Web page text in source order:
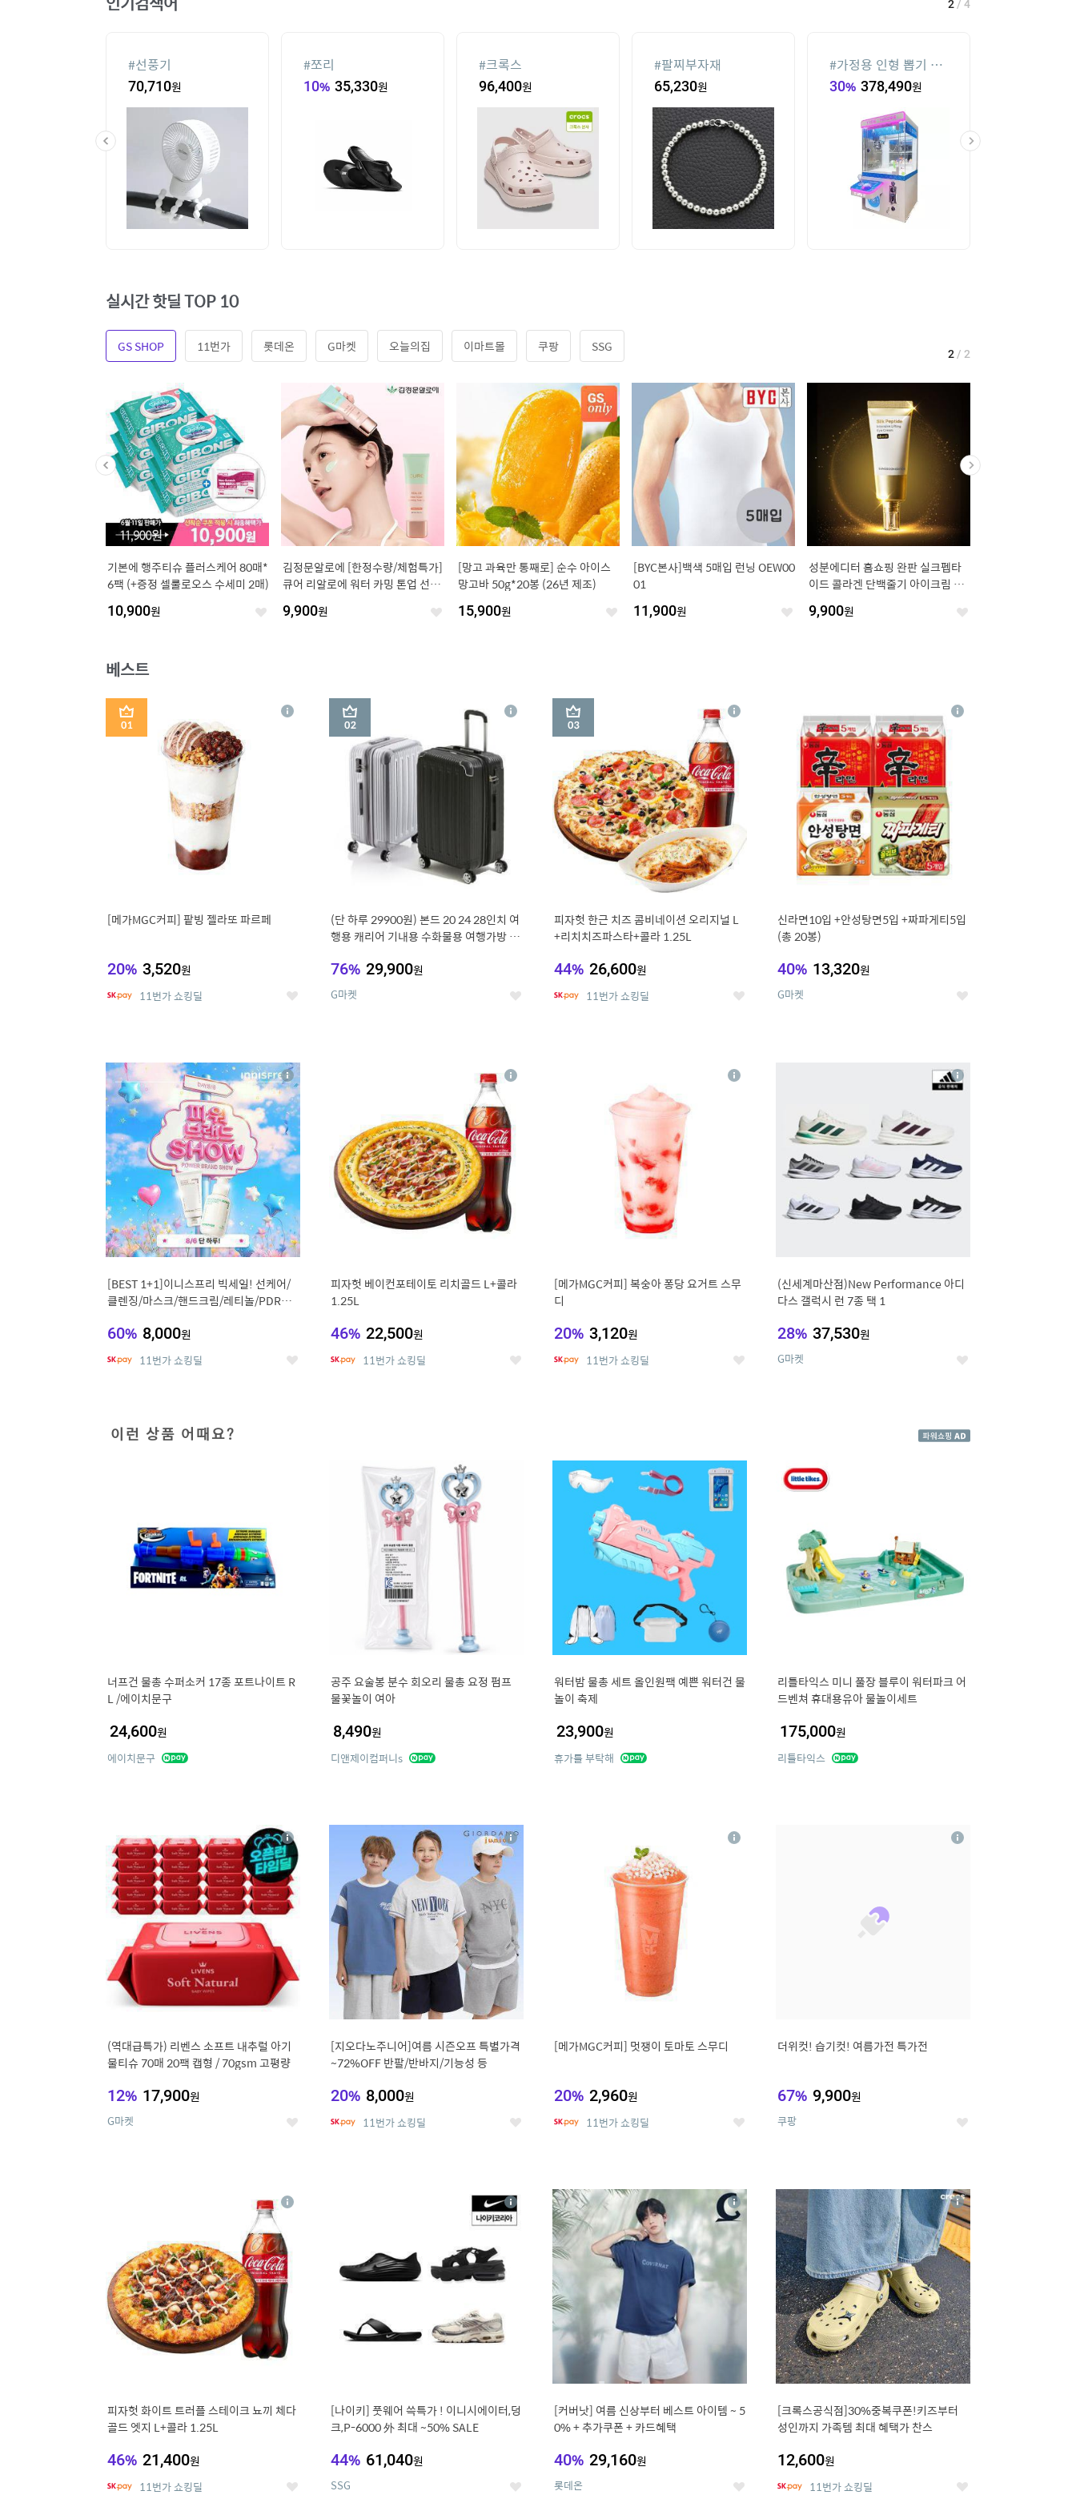
#선풍기
70,710원
#쪼리
10% 35,330원
#크록스
96,400원
#팔찌부자재
65,230원
#가정용 인형 뽑기 기
계
30% 378,490원
2 / 4
실시간 핫딜 TOP 10
GS SHOP 11번가 롯데온 G마켓 오늘의집 이마트몰 쿠팡 SSG
기본에 행주티슈 플러스케어 80매*
6팩 (+증정 셀룰로오스 수세미 2매)
10,900원 좋
김정문알로에 [한정수량/체험특가]
큐어 리알로에 워터 카밍 톤업 선크
9,900원 좋
[망고 과육만 통째로] 순수 아이스
망고바 50g*20봉 (26년 제조)
15,900원 좋
[BYC본사]백색 5매입 런닝 OEW00
01
11,900원 좋
성분에디터 홈쇼핑 완판 실크펩타
이드 콜라겐 단백줄기 아이크림 50
9,900원 좋
2 / 2
베스트
1
[메가MGC커피] 팥빙 젤라또 파르페
20% 3,520원
11번가 쇼킹딜 좋
상
2
(단 하루 29900원) 본드 20 24 28인치 여
행용 캐리어 기내용 수화물용 여행가방 케
76% 29,900원
G마켓 좋
상
3
피자헛 한근 치즈 콤비네이션 오리지널 L
+리치치즈파스타+콜라 1.25L
44% 26,600원
11번가 쇼킹딜 좋
상
신라면10입 +안성탕면5입 +짜파게티5입
(총 20봉)
40% 13,320원
G마켓 좋
상
5
[BEST 1+1]이니스프리 빅세일! 선케어/
클렌징/마스크/핸드크림/레티놀/PDRN/
60% 8,000원
11번가 쇼킹딜 좋
상
세
피자헛 베이컨포테이토 리치골드 L+콜라
1.25L
46% 22,500원
11번가 쇼킹딜 좋
상
[메가MGC커피] 복숭아 퐁당 요거트 스무
디
20% 3,120원
11번가 쇼킹딜 좋
상
(신세계마산점)New Performance 아디
다스 갤럭시 런 7종 택 1
28% 37,530원
G마켓 좋
상
세
이런 상품 어때요?
너프건 물총 수퍼소커 17종 포트나이트 R
L /에이치문구
24,600원
에이치문구
공주 요술봉 분수 회오리 물총 요정 펌프
물꽃놀이 여아
8,490원
디앤제이컴퍼니s
워터밤 물총 세트 올인원팩 예쁜 워터건 물
놀이 축제
23,900원
휴가를 부탁해
리틀타익스 미니 풀장 블루이 워터파크 어
드벤쳐 휴대용유아 물놀이세트
175,000원
리틀타익스
(역대급특가) 리벤스 소프트 내추럴 아기
물티슈 70매 20팩 캡형 / 70gsm 고평량
12% 17,900원
G마켓 좋
상
세
10
[지오다노주니어]여름 시즌오프 특별가격
~72%OFF 반팔/반바지/기능성 등
20% 8,000원
11번가 쇼킹딜 좋
상
세
[메가MGC커피] 멋쟁이 토마토 스무디
20% 2,960원
11번가 쇼킹딜 좋
상
더위컷! 습기컷! 여름가전 특가전
67% 9,900원
쿠팡 좋
상
피자헛 화이트 트러플 스테이크 뇨끼 체다
골드 엣지 L+콜라 1.25L
46% 21,400원
11번가 쇼킹딜 좋
상
[나이키] 풋웨어 쓱특가 ! 이니시에이터,덩
크,P-6000 外 최대 ~50% SALE
44% 61,040원
SSG 좋
상
세
15
[커버낫] 여름 신상부터 베스트 아이템 ~ 5
0% + 추가쿠폰 + 카드혜택
40% 29,160원
롯데온 좋
상
세
16
[크록스공식점]30%중복쿠폰!키즈부터
성인까지 가족템 최대 혜택가 찬스
12,600원
11번가 쇼킹딜 좋
상
세